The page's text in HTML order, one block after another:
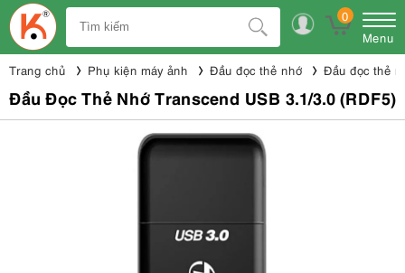
0
Menu
Trang chủ Phụ kiện máy ảnh Đầu đọc thẻ nhớ Đầu đọc thẻ
Đầu Đọc Thẻ Nhớ Transcend USB 3.1/3.0 (RDF5)